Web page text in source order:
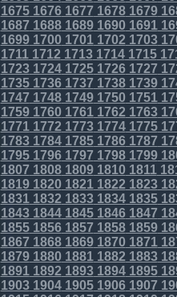
167516761677 16781679
1687 1688168916901691
1699170017011702 1703
17111712 171317141715
17231724172517261727
173517361737 17381739
1747 1748174917501751
1759176017611762 1763
17711772 177317741775
17831784178517861787
179517961797 17981799
1807 1808180918101811
1819182018211822 1823
18311832 183318341835
18431844184518461847
185518561857 18581859
1867 1868186918701871
1879188018811882 1883
18911892 189318941895
19031904190519061907